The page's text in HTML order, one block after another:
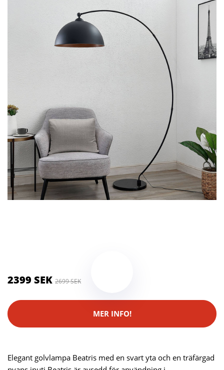
2399 SEK 2699 SEK
MER INFO!
Elegant golvlampa Beatris med en svart yta och en träfärgad